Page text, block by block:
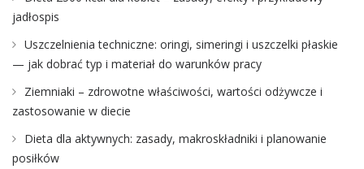
jadłospis
Uszczelnienia techniczne: oringi, simeringi i uszczelki płaskie
— jak dobrać typ i materiał do warunków pracy
Ziemniaki – zdrowotne właściwości, wartości odżywcze i
zastosowanie w diecie
Dieta dla aktywnych: zasady, makroskładniki i planowanie
posiłków